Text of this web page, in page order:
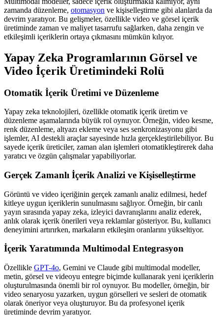
zamanda düzenleme, otomasyon ve kişiselleştirme gibi alanlarda da
devrim yaratıyor. Bu gelişmeler, özellikle video ve görsel içerik
üretiminde zaman ve maliyet tasarrufu sağlarken, daha zengin ve
etkileşimli içeriklerin ortaya çıkmasını mümkün kılıyor.
Yapay Zeka Programlarının Görsel ve
Video İçerik Üretimindeki Rolü
Otomatik İçerik Üretimi ve Düzenleme
Yapay zeka teknolojileri, özellikle otomatik içerik üretim ve
düzenleme aşamalarında büyük rol oynuyor. Örneğin, video kesme,
renk düzenleme, altyazı ekleme veya ses senkronizasyonu gibi
işlemler, AI destekli araçlar sayesinde hızla gerçekleştirilebiliyor. Bu
sayede içerik üreticiler, zaman alan işlemleri otomatikleştirerek daha
yaratıcı ve özgün çalışmalar yapabiliyorlar.
Gerçek Zamanlı İçerik Analizi ve Kişiselleştirme
Görüntü ve video içeriğinin gerçek zamanlı analiz edilmesi, hedef
kitleye uygun içeriklerin sunulmasını sağlıyor. Örneğin, bir canlı
yayın sırasında yapay zeka, izleyici davranışlarını analiz ederek,
anlık olarak içerik önerileri veya reklamlar gösteriyor. Bu, kullanıcı
deneyimini artırırken, markaların etkileşim oranlarını yükseltiyor.
İçerik Yaratımında Multimodal Entegrasyon
Özellikle GPT-4o, Gemini ve Claude gibi multimodal modeller,
metin, görsel ve videoyu entegre biçimde kullanarak yeni içeriklerin
oluşturulmasında önemli bir rol oynuyor. Bu modeller, örneğin, bir
video senaryosu yazarken, uygun görselleri ve sesleri de otomatik
olarak öneriyor veya oluşturuyor. Bu da profesyonel içerik
üretiminde devrim yaratıyor.